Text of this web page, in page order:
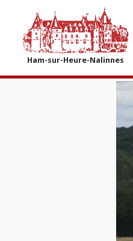
Ham-sur-Heure-Nalinnes